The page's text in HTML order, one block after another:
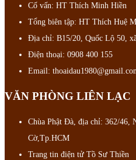
Cố vấn: HT Thích Minh Hiền
Tổng biên tập: HT Thích Huệ
Địa chỉ: B15/20, Quốc Lộ 50,
Điện thoại: 0908 400 155
Email:
VĂN PHÒNG LIÊN LẠC
Chùa Phật Đà, địa chỉ: 362/46,
Cờ,Tp.HCM
Trang tin điện tử Tồ Sư Thiền